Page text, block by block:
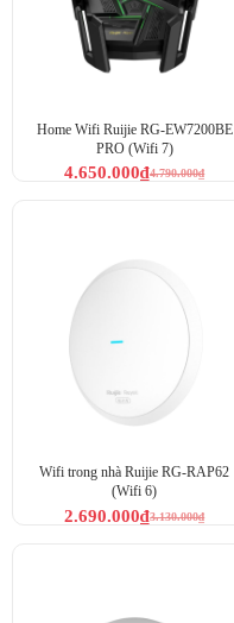
Home Wifi Ruijie RG-EW7200BE
PRO (Wifi 7)
4.790.000₫
4.650.000₫
Wifi trong nhà Ruijie RG-RAP62
(Wifi 6)
3.130.000₫
2.690.000₫